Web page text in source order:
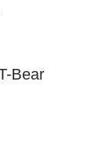
Bear